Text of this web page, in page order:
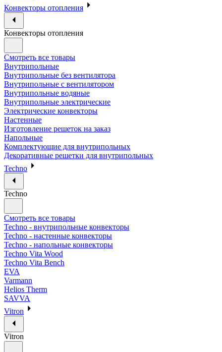
Конвекторы отопления
Конвекторы отопления
Смотреть все товары
Внутрипольные
Внутрипольные без вентилятора
Внутрипольные с вентилятором
Внутрипольные водяные
Внутрипольные электрические
Электрические конвекторы
Настенные
Изготовление решеток на заказ
Напольные
Комплектующие для внутрипольных
Декоративные решетки для внутрипольных
Techno
Techno
Смотреть все товары
Techno - внутрипольные конвекторы
Techno - настенные конвекторы
Techno - напольные конвекторы
Techno Vita Wood
Techno Vita Bench
EVA
Varmann
Helios Therm
SAVVA
Vitron
Vitron